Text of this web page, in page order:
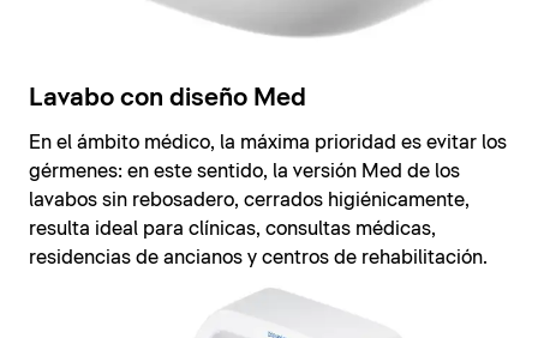
Lavabo con diseño Med
En el ámbito médico, la máxima prioridad es evitar los
gérmenes: en este sentido, la versión Med de los
lavabos sin rebosadero, cerrados higiénicamente,
resulta ideal para clínicas, consultas médicas,
residencias de ancianos y centros de rehabilitación.